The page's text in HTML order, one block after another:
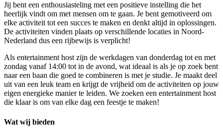
Jij bent een enthousiasteling met een positieve instelling die het
heerlijk vindt om met mensen om te gaan. Je bent gemotiveerd om
elke activiteit tot een succes te maken en denkt altijd in oplossingen.
De activiteiten vinden plaats op verschillende locaties in Noord-
Nederland dus een rijbewijs is verplicht!
Als entertainment host zijn de werkdagen van donderdag tot en met
zondag vanaf 14:00 tot in de avond, wat ideaal is als je op zoek bent
naar een baan die goed te combineren is met je studie. Je maakt deel
uit van een leuk team en krijgt de vrijheid om de activiteiten op jouw
eigen energieke manier te leiden. We zoeken een entertainment host
die klaar is om van elke dag een feestje te maken!
Wat wij bieden